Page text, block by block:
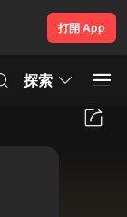
打開 App
探索